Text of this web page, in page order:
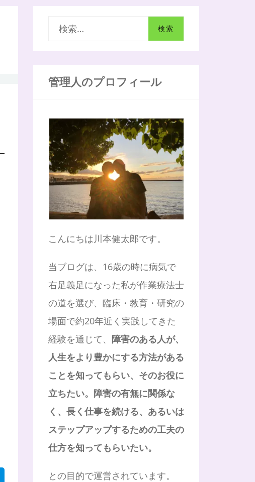
管理人のプロフィール
こんにちは川本健太郎です。
当ブログは、16歳の時に病気で
右足義足になった私が作業療法士
の道を選び、臨床・教育・研究の
場面で約20年近く実践してきた
経験を通じて、 障害のある人が、
人生をより豊かにする方法がある
ことを知ってもらい、そのお役に
立ちたい。障害の有無に関係な
く、長く仕事を続ける、あるいは
ステップアップするための工夫の
仕方を知ってもらいたい。
との目的で運営されています。